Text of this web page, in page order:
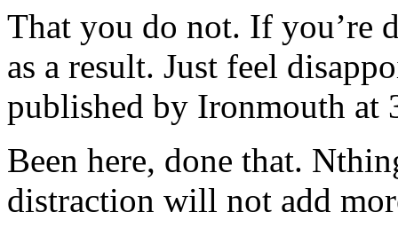
That you do not. If you’re
as a result. Just feel
published by Ironmouth at
Been here, done that.
distraction will not add